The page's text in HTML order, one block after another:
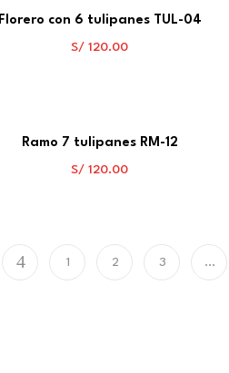
Florero con 6 tulipanes TUL-04
S/ 120.00
Ramo 7 tulipanes RM-12
S/ 120.00
1 2 3 …